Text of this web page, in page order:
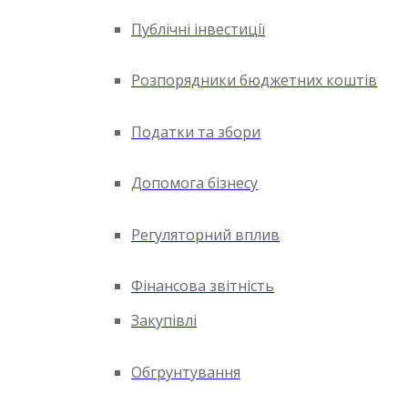
Публічні інвестиції
Розпорядники бюджетних коштів
Податки та збори
Допомога бізнесу
Регуляторний вплив
Фінансова звітність
Закупівлі
Обгрунтування